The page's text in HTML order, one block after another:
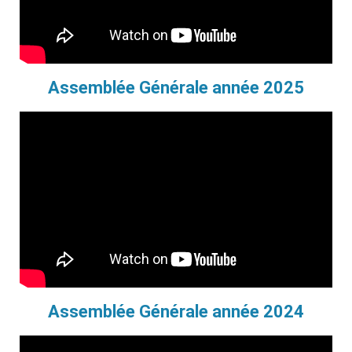
Assemblée Générale année 2025
Assemblée Générale année 2024